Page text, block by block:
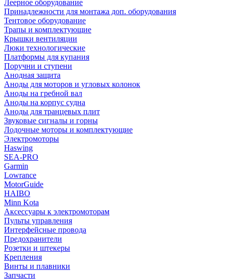
Леерное оборудование
Принадлежности для монтажа доп. оборудования
Тентовое оборудование
Трапы и комплектующие
Крышки вентиляции
Люки технологические
Платформы для купания
Поручни и ступени
Анодная защита
Аноды для моторов и угловых колонок
Аноды на гребной вал
Аноды на корпус судна
Аноды для транцевых плит
Звуковые сигналы и горны
Лодочные моторы и комплектующие
Электромоторы
Haswing
SEA-PRO
Garmin
Lowrance
MotorGuide
HAIBO
Minn Kota
Аксессуары к электромоторам
Пульты управления
Интерфейсные провода
Предохранители
Розетки и штекеры
Крепления
Винты и плавники
Запчасти